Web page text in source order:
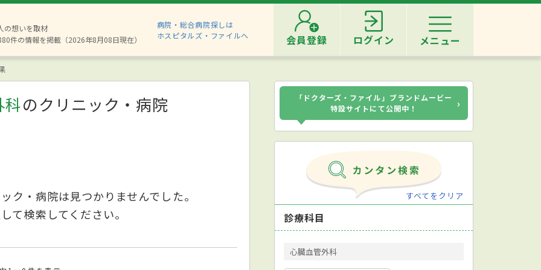
の想いを取材
件の情報を掲載（2026年8月08日現在）
病院・総合病院探しは
ホスピタルズ・ファイルへ
会員登録 ログイン メニュー
科のクリニック・病院
ク・病院は見つかりませんでした。
て検索してください。
「ドクターズ・ファイル」ブランドムービー
特設サイトにて公開中！
›
すべてをクリア
診療科目
心臓血管外科